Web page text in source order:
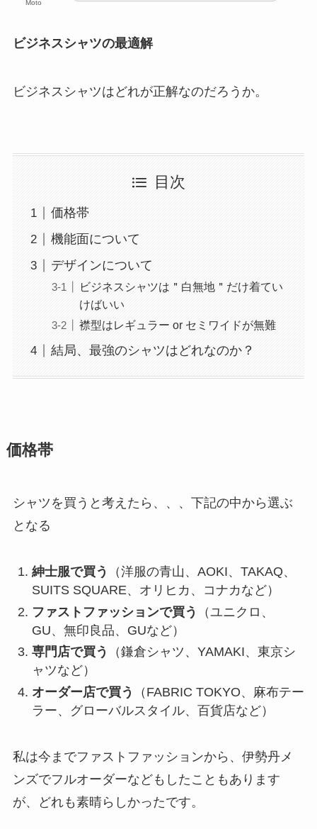
Moto
ビジネスシャツの最適解
ビジネスシャツはどれが正解なのだろうか。
目次
価格帯
機能面について
デザインについて
ビジネスシャツは＂白無地＂だけ着てい
けばいい
襟型はレギュラー or セミワイドが無難
結局、最強のシャツはどれなのか？
価格帯
シャツを買うと考えたら、、、下記の中から選ぶ
となる
紳士服で買う
（洋服の青山、AOKI、TAKAQ、
SUITS SQUARE、オリヒカ、コナカなど）
ファストファッションで買う
（ユニクロ、
GU、無印良品、GUなど）
専門店で買う
（鎌倉シャツ、YAMAKI、東京シ
ャツなど）
オーダー店で買う
（FABRIC TOKYO、麻布テー
ラー、グローバルスタイル、百貨店など）
私は今までファストファッションから、伊勢丹メ
ンズでフルオーダーなどもしたこともあります
が、どれも素晴らしかったです。